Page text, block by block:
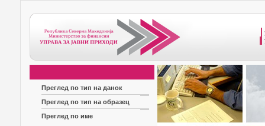
Преглед по тип на данок
Преглед по тип на образец
Преглед по име